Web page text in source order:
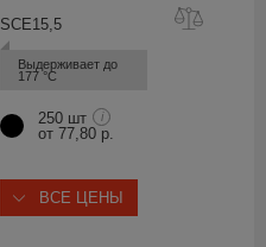
SCE15,5
Выдерживает до
177 °С
250 шт i
от 77,80 р.
ВСЕ ЦЕНЫ